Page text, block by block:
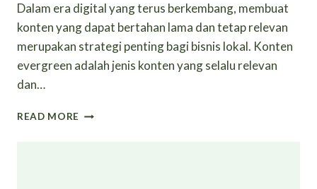
Dalam era digital yang terus berkembang, membuat
konten yang dapat bertahan lama dan tetap relevan
merupakan strategi penting bagi bisnis lokal. Konten
evergreen adalah jenis konten yang selalu relevan
dan…
READ MORE PANDUAN